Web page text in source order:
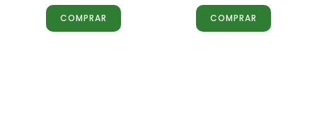
COMPRAR COMPRAR